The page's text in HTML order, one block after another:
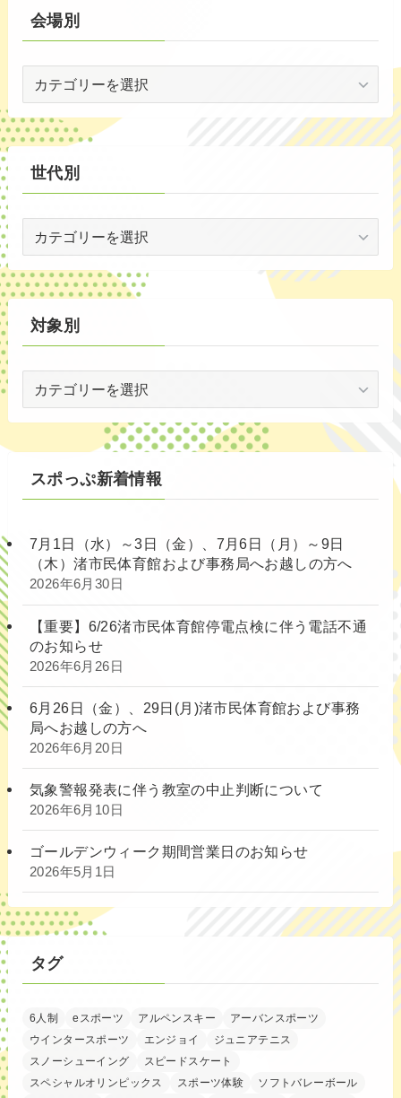
(59)
(1)
(35)
別
会場別
別
世代別
別
対象別
別
スポっぷ新着情報
7月1日（水）～3日（金）、7月6日（月）～9日
（木）渚市民体育館および事務局へお越しの方へ
2026年6月30日
【重要】6/26渚市民体育館停電点検に伴う電話不通
のお知らせ
2026年6月26日
6月26日（金）、29日(月)渚市民体育館および事務
局へお越しの方へ
2026年6月20日
気象警報発表に伴う教室の中止判断について
2026年6月10日
ゴールデンウィーク期間営業日のお知らせ
2026年5月1日
タグ
6人制 eスポーツ アルペンスキー
アーバンスポーツ
ウインタースポーツ
エンジョイ
ジュニアテニス
スノーシューイング
スピードスケート
スペシャルオリンピックス
スポーツ体験 ソフトバレーボール